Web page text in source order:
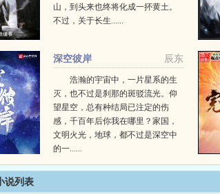
山，到头来也终将化成一抔黄土。
不过，关于长生......
辰东
深空彼岸
浩瀚的宇宙中，一片星系的生
灭，也不过是刹那的斑驳流光。仰
望星空，总有种结局已注定的伤
感，千百年后你我在哪里？家国，
文明火光，地球，都不过是深空中
的一......
说列表